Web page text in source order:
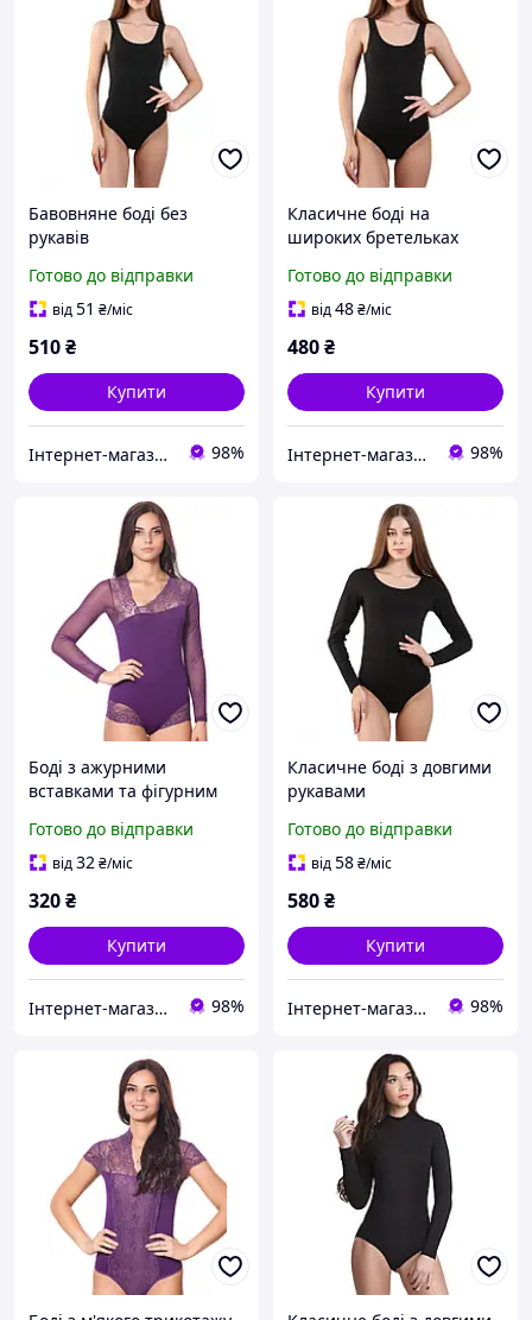
Бавовняне боді без
рукавів
Готово до відправки
від51 ₴/міс
510₴
Купити
Інтернет-магазин "Bolimi" 98%
Класичне боді на
широких бретельках
Готово до відправки
від48₴/міс
480₴
Купити
Інтернет-магазин "Bolimi" 98%
Боді з ажурними
вставками та фігурним
Готово до відправки
від32₴/міс
320₴
Купити
Інтернет-магазин "Bolimi" 98%
Класичне боді з довгими
рукавами
Готово до відправки
від58₴/міс
580₴
Купити
Інтернет-магазин "Bolimi" 98%